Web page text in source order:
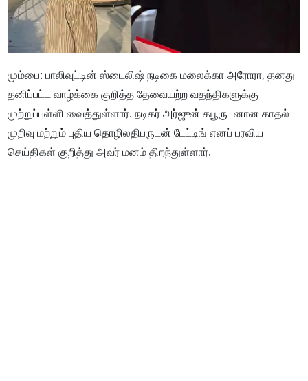
மும்பை: பாலிவுட்டின் ஸ்டைலிஷ் நடிகை மலைக்கா அரோரா, தனது
தனிப்பட்ட வாழ்க்கை குறித்த தேவையற்ற வதந்திகளுக்கு
முற்றுப்புள்ளி வைத்துள்ளார். நடிகர் அர்ஜுன் கபூருடனான காதல்
முறிவு மற்றும் புதிய தொழிலதிபருடன் டேட்டிங் எனப் பரவிய
செய்திகள் குறித்து அவர் மனம் திறந்துள்ளார்.